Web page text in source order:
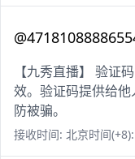
【九秀直播】 验证
效。验证码提供给
防被骗。
接收时间: 北京时间